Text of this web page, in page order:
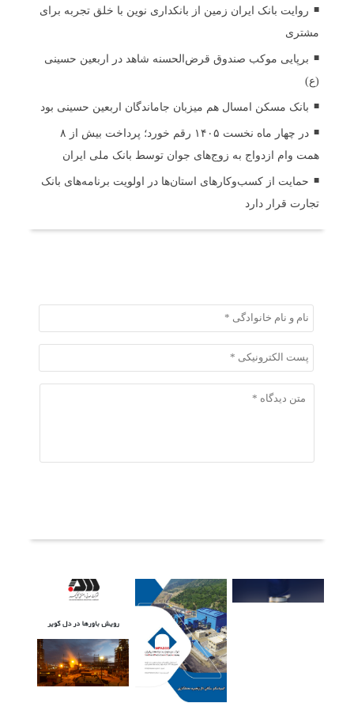
روایت بانک ایران زمین از بانکداری نوین با خلق تجربه برای
مشتری
برپایی موکب صندوق قرض‌الحسنه شاهد در اربعین حسینی
(ع)
بانک مسکن امسال هم میزبان جاماندگان اربعین حسینی بود
در چهار ماه نخست ۱۴۰۵ رقم خورد؛ پرداخت بیش از ۸
همت وام ازدواج به زوج‌های جوان توسط بانک ملی ایران
حمایت از کسب‌وکارهای استان‌ها در اولویت برنامه‌های بانک
تجارت قرار دارد